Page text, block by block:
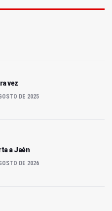
vez
DE 2025
a Jaén
DE 2026